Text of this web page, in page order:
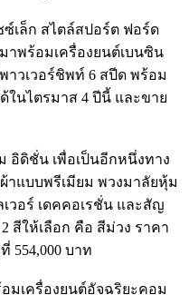
ซ์เล็ก สไตล์สปอร์ต ฟอร์ด
าพร้อมเครื่องยนต์เบนซิน
าวเวอร์ชิพท์ 6 สปีด พร้อม
ในไตรมาส 4 ปีนี้ และขาย
อิดิชั่น เพื่อเป็นอีกหนึ่งทาง
าแบบพรีเมียม พวงมาลัยหุ้ม
วอร์ เดคคอเรชั่น และสัญ
สีให้เลือก คือ สีม่วง ราคา
554,000 บาท
มเครื่องยนต์อัจฉริยะคอม